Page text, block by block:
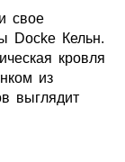
свое
Docke Кельн.
кровля
из
выглядит